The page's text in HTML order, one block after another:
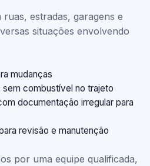
ruas, estradas, garagens e
situações envolvendo
mudanças
combustível no trajeto
documentação irregular para
revisão e manutenção
por uma equipe qualificada,